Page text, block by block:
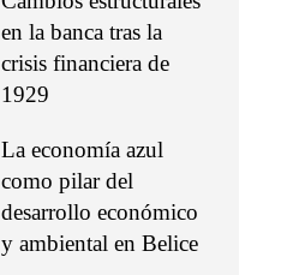
en la banca tras la
crisis financiera de
1929
La economía azul
como pilar del
desarrollo económico
y ambiental en Belice